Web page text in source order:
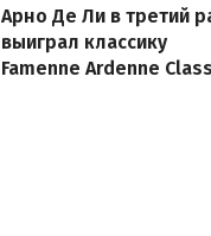
Арно Де Ли в третий
выиграл классику
Famenne Ardenne